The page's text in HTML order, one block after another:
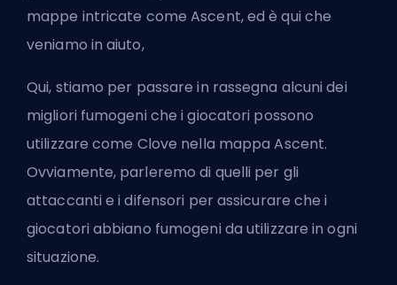
mappe intricate come Ascent, ed è qui che
veniamo in aiuto,
Qui, stiamo per passare in rassegna alcuni dei
migliori fumogeni che i giocatori possono
utilizzare come Clove nella mappa Ascent.
Ovviamente, parleremo di quelli per gli
attaccanti e i difensori per assicurare che i
giocatori abbiano fumogeni da utilizzare in ogni
situazione.